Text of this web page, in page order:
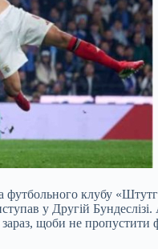
клубу
у Другій
щоби не